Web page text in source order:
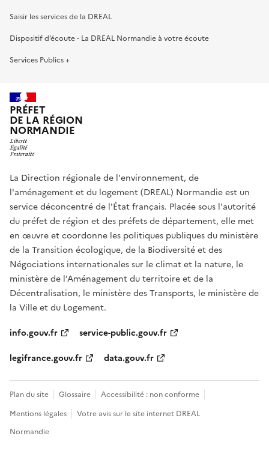
Saisir les services de la DREAL
Dispositif d’écoute - La DREAL Normandie à votre écoute
Services Publics +
PRÉFET
DE LA RÉGION
NORMANDIE
La Direction régionale de l'environnement, de
l'aménagement et du logement (DREAL) Normandie est un
service déconcentré de l'État français. Placée sous l'autorité
du préfet de région et des préfets de département, elle met
en œuvre et coordonne les politiques publiques du ministère
de la Transition écologique, de la Biodiversité et des
Négociations internationales sur le climat et la nature, le
ministère de l’Aménagement du territoire et de la
Décentralisation, le ministère des Transports, le ministère de
la Ville et du Logement.
info.gouv.fr
service-public.gouv.fr
legifrance.gouv.fr
data.gouv.fr
Plan du site Glossaire
Accessibilité : non conforme
Mentions légales
Votre avis sur le site internet DREAL
Normandie